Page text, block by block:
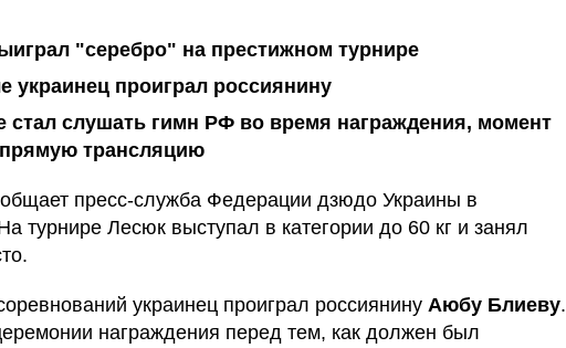
"серебро" на престижном турнире
украинец проиграл россиянину
стал слушать гимн РФ во время награждения, момент
трансляцию
пресс-служба Федерации дзюдо Украины в
турнире Лесюк выступал в категории до 60 кг и занял
украинец проиграл россиянину Аюбу Блиеву.
награждения перед тем, как должен был